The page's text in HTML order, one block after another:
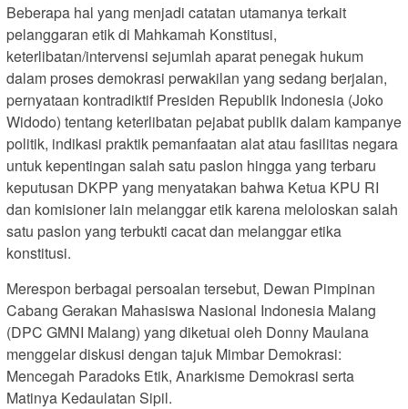
Beberapa hal yang menjadi catatan utamanya terkait
pelanggaran etik di Mahkamah Konstitusi,
keterlibatan/intervensi sejumlah aparat penegak hukum
dalam proses demokrasi perwakilan yang sedang berjalan,
pernyataan kontradiktif Presiden Republik Indonesia (Joko
Widodo) tentang keterlibatan pejabat publik dalam kampanye
politik, indikasi praktik pemanfaatan alat atau fasilitas negara
untuk kepentingan salah satu paslon hingga yang terbaru
keputusan DKPP yang menyatakan bahwa Ketua KPU RI
dan komisioner lain melanggar etik karena meloloskan salah
satu paslon yang terbukti cacat dan melanggar etika
konstitusi.
Merespon berbagai persoalan tersebut, Dewan Pimpinan
Cabang Gerakan Mahasiswa Nasional Indonesia Malang
(DPC GMNI Malang) yang diketuai oleh Donny Maulana
menggelar diskusi dengan tajuk Mimbar Demokrasi:
Mencegah Paradoks Etik, Anarkisme Demokrasi serta
Matinya Kedaulatan Sipil.